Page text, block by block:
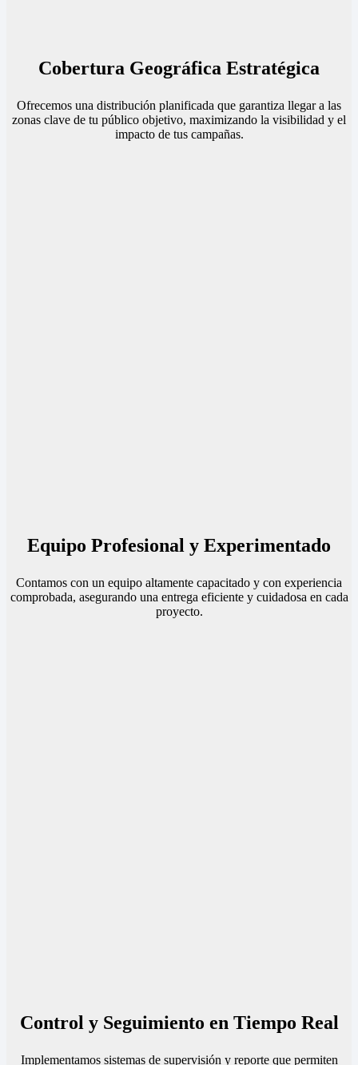
Cobertura Geográfica Estratégica
Ofrecemos una distribución planificada que garantiza llegar a las
zonas clave de tu público objetivo, maximizando la visibilidad y el
impacto de tus campañas.
Equipo Profesional y Experimentado
Contamos con un equipo altamente capacitado y con experiencia
comprobada, asegurando una entrega eficiente y cuidadosa en cada
proyecto.
Control y Seguimiento en Tiempo Real
Implementamos sistemas de supervisión y reporte que permiten